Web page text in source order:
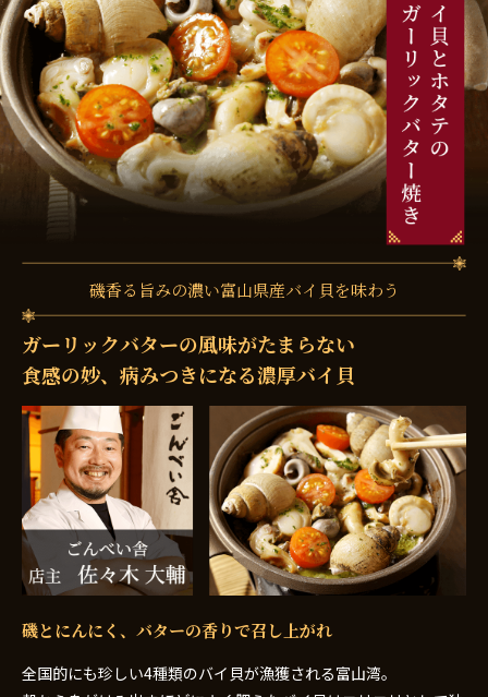
磯香る旨みの濃い富山県産バイ貝を味わう
ガーリックバターの風味がたまらない
食感の妙、病みつきになる濃厚バイ貝
磯とにんにく、バターの香りで召し上がれ
全国的にも珍しい4種類のバイ貝が漁獲される富山湾。